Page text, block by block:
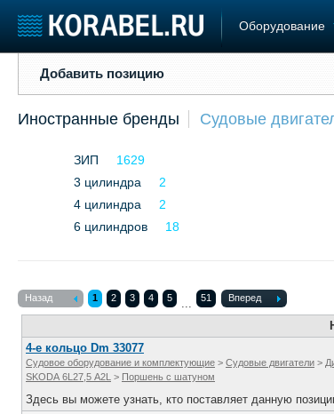
Оборудование
Судостроение
Пульс
Компании
Репутация
Торговая площадка
Доска объявлений
Изделия
Материалы
Услуги
Добавить позицию
Иностранные бренды Судовые
ЗИП
1629
3 цилиндра
2
4 цилиндра
2
6 цилиндров
18
Назад 1 2 3 4 5 ... 51 Вперед
4-е кольцо Dm 33077
Судовое оборудование и комплектующие > Судовые двигатели >
SKODA 6L27,5 A2L > Поршень с шатуном
Здесь вы можете узнать, кто поставляет данную